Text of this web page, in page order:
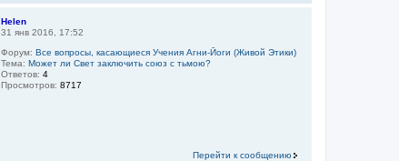
Helen
31 янв 2016, 17:52
Форум:Все вопросы, касающиеся Учения Агни-Йоги (Живой Этики)
Тема:Может ли Свет заключить союз с тьмою?
Ответов:4
Просмотров:8717
Перейти к сообщению